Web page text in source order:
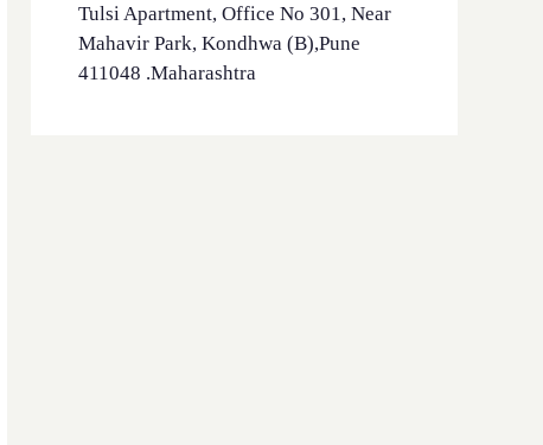
Tulsi Apartment, Office No 301, Near
Mahavir Park, Kondhwa (B),Pune
411048 .Maharashtra